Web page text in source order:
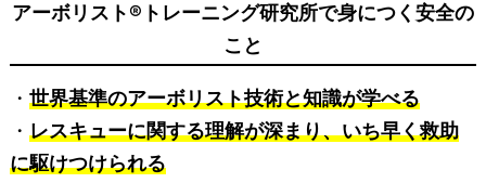
アーボリスト®トレーニング研究所で身につく安全の
こと
・ 世界基準のアーボリスト技術と知識が学べる
・ レスキューに関する理解が深まり、いち早く救助
に駆けつけられる